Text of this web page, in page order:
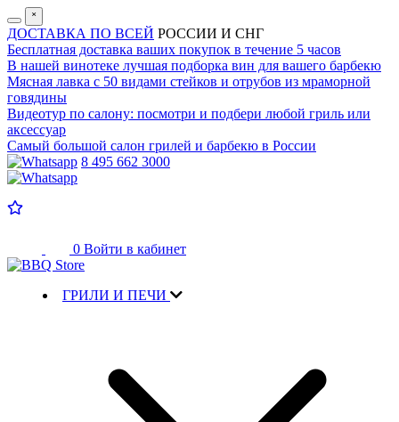
˟
ДОСТАВКА ПО ВСЕЙ РОССИИ И СНГ
Бесплатная доставка ваших покупок в течение 5 часов
В нашей винотеке лучшая подборка вин для вашего барбекю
Мясная лавка с 50 видами стейков и отрубов из мраморной
говядины
Видеотур по салону: посмотри и подбери любой гриль или
аксессуар
Самый большой салон грилей и барбекю в России
8 495 662 3000
0 Войти в кабинет
ГРИЛИ И ПЕЧИ